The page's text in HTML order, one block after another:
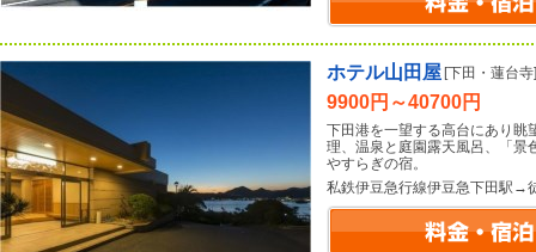
ホテル山田屋 [下田・蓮台寺]
9900円～40700円
下田港を一望する高台にあり眺
理、温泉と庭園露天風呂、「景
やすらぎの宿。
私鉄伊豆急行線伊豆急下田駅→